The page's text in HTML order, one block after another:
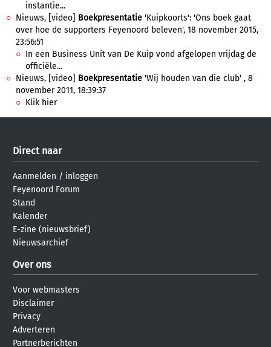
instantie...
Nieuws, [video] Boekpresentatie 'Kuipkoorts': 'Ons boek gaat
over hoe de supporters Feyenoord beleven', 18 november 2015,
23:56:51
In een Business Unit van De Kuip vond afgelopen vrijdag de
officiële...
Nieuws, [video] Boekpresentatie 'Wij houden van die club' , 8
november 2011, 18:39:37
Klik hier
Direct naar
Aanmelden / inloggen
Feyenoord Forum
Stand
Kalender
E-zine (nieuwsbrief)
Nieuwsarchief
Over ons
Voor webmasters
Disclaimer
Privacy
Adverteren
Partnerberichten